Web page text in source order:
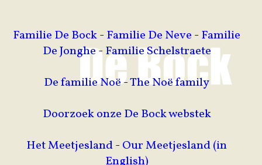
Familie De Bock- Familie De Neve - Familie
De Jonghe-Familie Schelstraete
De familie Noë-The Noë family
Doorzoek onze De Bock webstek
Het Meetjesland- Our Meetjesland (in
English)